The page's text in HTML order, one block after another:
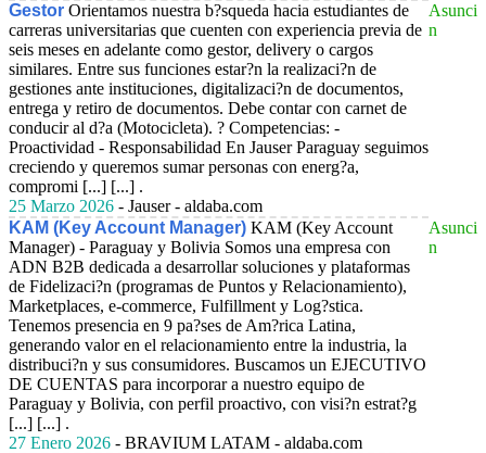
Gestor Orientamos nuestra b?squeda hacia estudiantes de
carreras universitarias que cuenten con experiencia previa de
seis meses en adelante como gestor, delivery o cargos
similares. Entre sus funciones estar?n la realizaci?n de
gestiones ante instituciones, digitalizaci?n de documentos,
entrega y retiro de documentos. Debe contar con carnet de
conducir al d?a (Motocicleta). ? Competencias: -
Proactividad - Responsabilidad En Jauser Paraguay seguimos
creciendo y queremos sumar personas con energ?a,
compromi [...] [...] .
25 Marzo 2026 - Jauser - aldaba.com
Asunci
n
KAM (Key Account Manager) KAM (Key Account
Manager) - Paraguay y Bolivia Somos una empresa con
ADN B2B dedicada a desarrollar soluciones y plataformas
de Fidelizaci?n (programas de Puntos y Relacionamiento),
Marketplaces, e-commerce, Fulfillment y Log?stica.
Tenemos presencia en 9 pa?ses de Am?rica Latina,
generando valor en el relacionamiento entre la industria, la
distribuci?n y sus consumidores. Buscamos un EJECUTIVO
DE CUENTAS para incorporar a nuestro equipo de
Paraguay y Bolivia, con perfil proactivo, con visi?n estrat?g
[...] [...] .
27 Enero 2026 - BRAVIUM LATAM - aldaba.com
Asunci
n